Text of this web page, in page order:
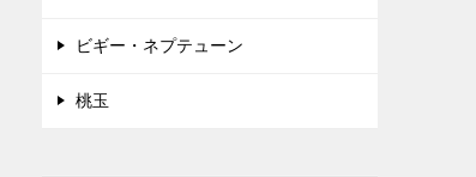
ビギー・ネプテューン
桃玉